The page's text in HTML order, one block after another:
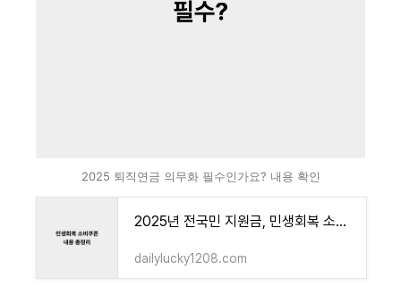
2025 퇴직연금 의무화 필수인가요? 내용 확인
2025년 전국민 지원금, 민생회복 소비쿠폰 신청 총정리
dailylucky1208.com